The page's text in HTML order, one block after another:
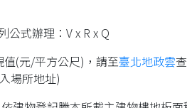
公式辦理：V x R x Q
(元/平方公尺)，請至臺北地政雲
場所地址)